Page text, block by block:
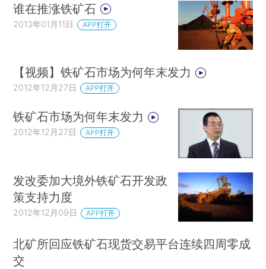
谁在推涨铁矿石
2013年01月11日 APP打开
【视频】铁矿石市场为何年末发力
2012年12月27日 APP打开
铁矿石市场为何年末发力
2012年12月27日 APP打开
发改委加大境外铁矿石开发政
策支持力度
2012年12月09日 APP打开
北矿所回应铁矿石现货交易平台连续四周零成
交